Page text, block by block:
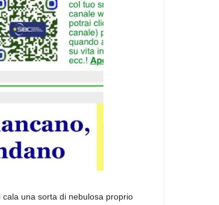
una sorta di nebulosa proprio